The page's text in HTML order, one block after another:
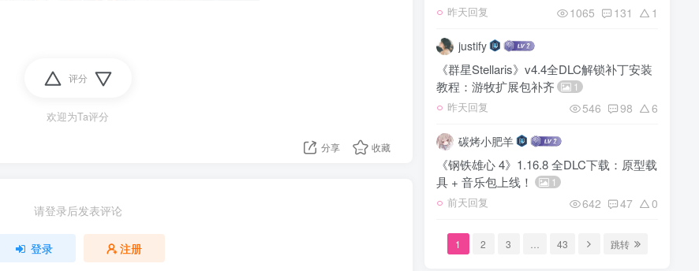
评分
欢迎为Ta评分
分享 收藏
请登录后发表评论
登录 注册
昨天回复 1065 131 1
justify
《群星Stellaris》v4.4全DLC解锁补丁安装
教程：游牧扩展包补齐
1
昨天回复 546 98 6
碳烤小肥羊
《钢铁雄心 4》1.16.8 全DLC下载：原型载
具 + 音乐包上线！
1
前天回复 642 47 0
1 2 3 43 跳转